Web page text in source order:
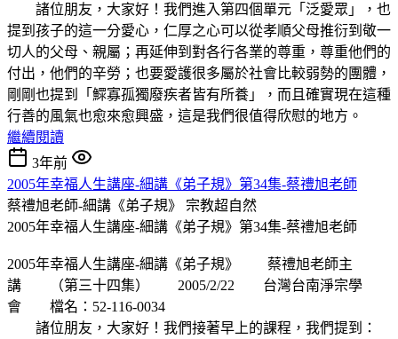
諸位朋友，大家好！我們進入第四個單元「泛愛眾」，也
提到孩子的這一分愛心，仁厚之心可以從孝順父母推衍到敬一
切人的父母、親屬；再延伸到對各行各業的尊重，尊重他們的
付出，他們的辛勞；也要愛護很多屬於社會比較弱勢的團體，
剛剛也提到「鰥寡孤獨廢疾者皆有所養」，而且確實現在這種
行善的風氣也愈來愈興盛，這是我們很值得欣慰的地方。
繼續閱讀
3年前
2005年幸福人生講座-細講《弟子規》第34集-蔡禮旭老師
蔡禮旭老師-細講《弟子規》 宗教超自然
2005年幸福人生講座-細講《弟子規》第34集-蔡禮旭老師
2005年幸福人生講座-細講《弟子規》 蔡禮旭老師主
講 （第三十四集） 2005/2/22 台灣台南淨宗學
會 檔名：52-116-0034
諸位朋友，大家好！我們接著早上的課程，我們提到：